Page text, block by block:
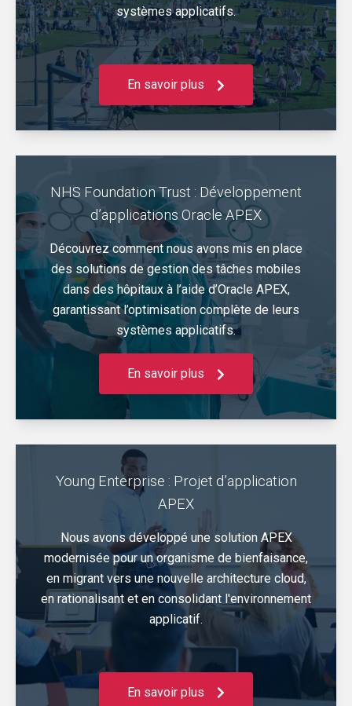
systèmes applicatifs.
En savoir plus
NHS Foundation Trust : Développement
d’applications Oracle APEX
Découvrez comment nous avons mis en place
des solutions de gestion des tâches mobiles
dans des hôpitaux à l’aide d’Oracle APEX,
garantissant l’optimisation complète de leurs
systèmes applicatifs.
En savoir plus
Young Enterprise : Projet d’application
APEX
Nous avons développé une solution APEX
modernisée pour un organisme de bienfaisance,
en migrant vers une nouvelle architecture cloud,
en rationalisant et en consolidant l'environnement
applicatif.
En savoir plus